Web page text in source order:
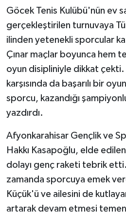
Göcek Tenis Kulübü'nün ev
gerçekleştirilen turnuvaya
ilinden yetenekli sporcular
Çınar maçlar boyunca hem
oyun disipliniyle dikkat çekti.
karşısında da başarılı bir
sporcu, kazandığı
yazdırdı.
Afyonkarahisar Gençlik ve
Hakkı Kasapoğlu, elde
dolayı genç raketi tebrik
zamanda sporcuya emek
Küçük'ü ve ailesini de
artarak devam etmesi